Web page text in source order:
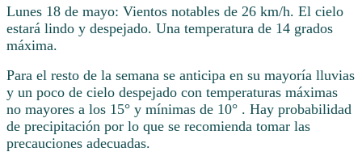
Lunes 18 de mayo: Vientos notables de 26 km/h. El cielo
estará lindo y despejado. Una temperatura de 14 grados
máxima.
Para el resto de la semana se anticipa en su mayoría lluvias
y un poco de cielo despejado con temperaturas máximas
no mayores a los 15° y mínimas de 10° . Hay probabilidad
de precipitación por lo que se recomienda tomar las
precauciones adecuadas.